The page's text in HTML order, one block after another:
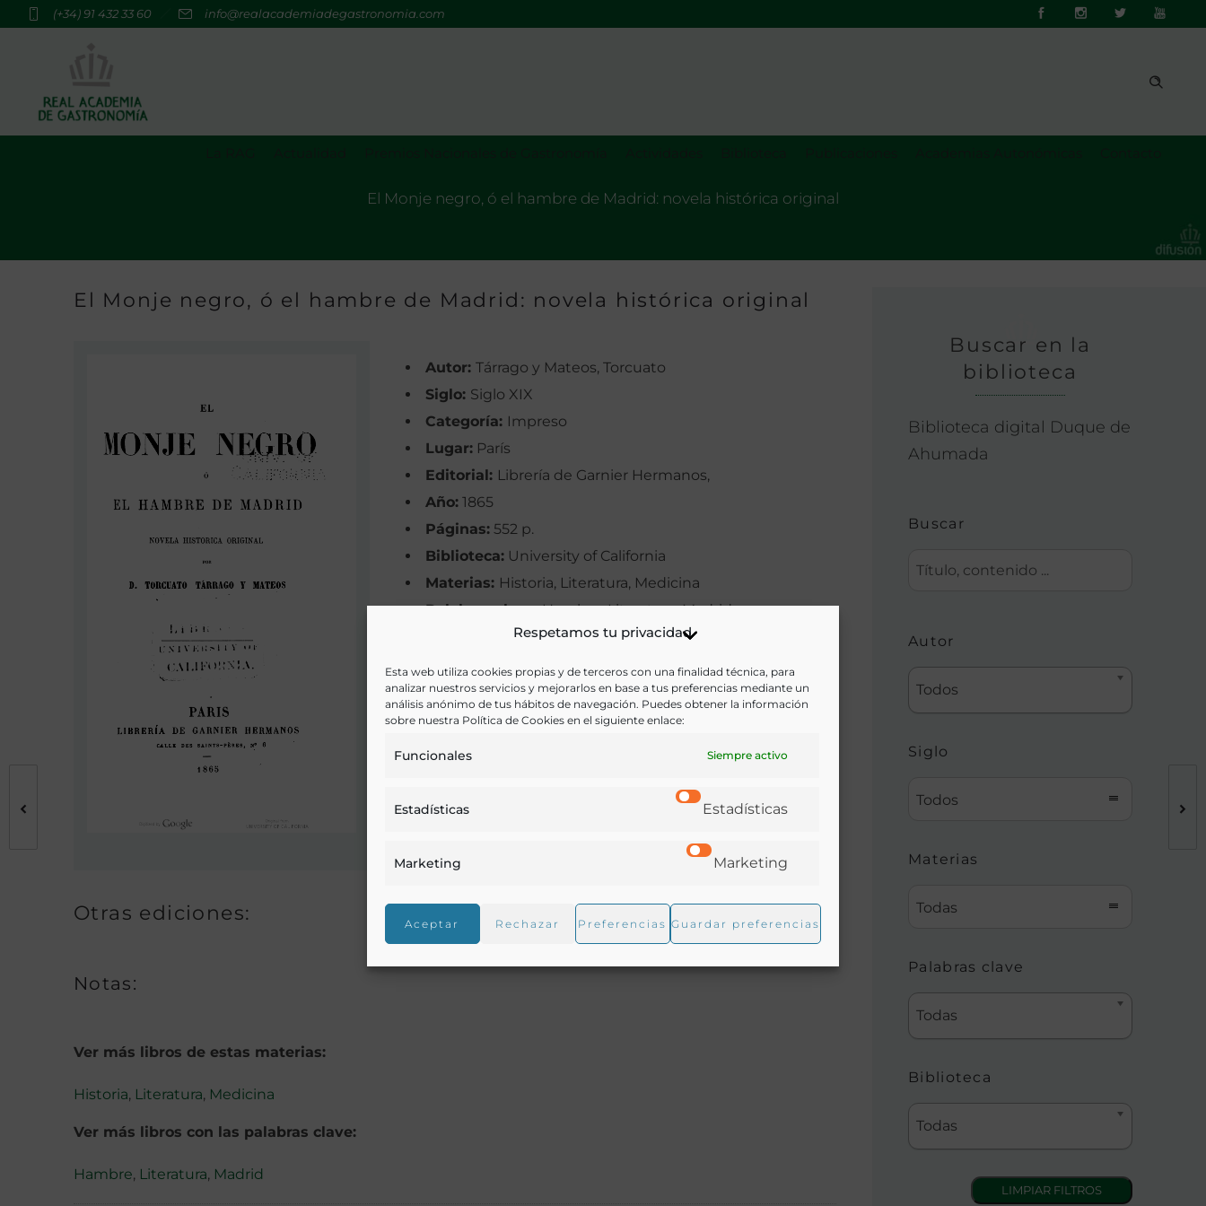
Respetamos tu privacidad
Esta web utiliza cookies propias y de terceros con una finalidad técnica, para
analizar nuestros servicios y mejorarlos en base a tus preferencias mediante un
análisis anónimo de tus hábitos de navegación. Puedes obtener la información
sobre nuestra Política de Cookies en el siguiente enlace:
Funcionales Siempre activo
Estadísticas Estadísticas
Marketing Marketing
Aceptar Rechazar Preferencias Guardar preferencias
(+34) 91 432 33 60 info@realacademiadegastronomia.com
El Monje negro, ó el hambre de Madrid: novela histórica original
El Monje negro, ó el hambre de Madrid: novela histórica original
Autor: Tárrago y Mateos, Torcuato
Siglo: Siglo XIX
Categoría: Impreso
Lugar: París
Editorial: Librería de Garnier Hermanos,
Año: 1865
Páginas: 552 p.
Biblioteca: University of California
Materias: Historia, Literatura, Medicina
Palabras clave:Hambre, Literatura, Madrid
Castellano
Ir a versión electrónica
Otras ediciones:
Notas:
Ver más libros de estas materias:
Historia, Literatura, Medicina
Ver más libros con las palabras clave:
Hambre, Literatura, Madrid
Buscar en la
biblioteca
Biblioteca digital Duque de
Ahumada
Buscar
Autor
Todos
Siglo
Todos
Materias
Todas
Palabras clave
Todas
Biblioteca
Todas